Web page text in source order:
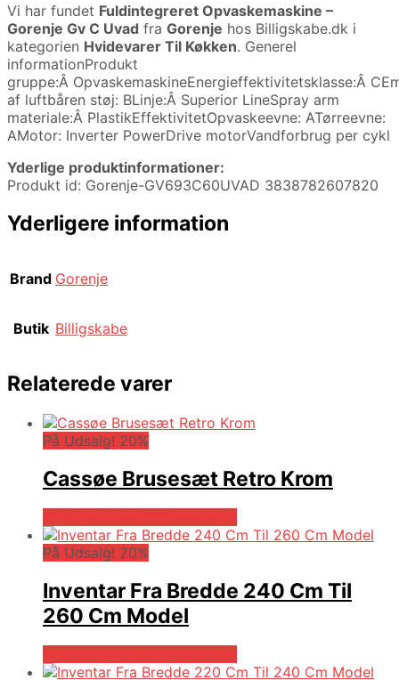
Vi har fundet Fuldintegreret Opvaskemaskine –
Gorenje Gv C Uvad fra Gorenje hos Billigskabe.dk i
kategorien Hvidevarer Til Køkken. Generel
informationProdukt
gruppe:Â OpvaskemaskineEnergieffektivitetsklasse:Â
af luftbåren støj: BLinje:Â Superior LineSpray arm
materiale:Â PlastikEffektivitetOpvaskeevne: ATørreevne:
AMotor: Inverter PowerDrive motorVandforbrug per cykl
Yderlige produktinformationer:
Produkt id: Gorenje-GV693C60UVAD 3838782607820
Yderligere information
Brand Gorenje
Butik Billigskabe
Relaterede varer
På Udsalg! 20%
Cassøe Brusesæt Retro Krom
På Udsalg! 20%
Inventar Fra Bredde 240 Cm Til
260 Cm Model